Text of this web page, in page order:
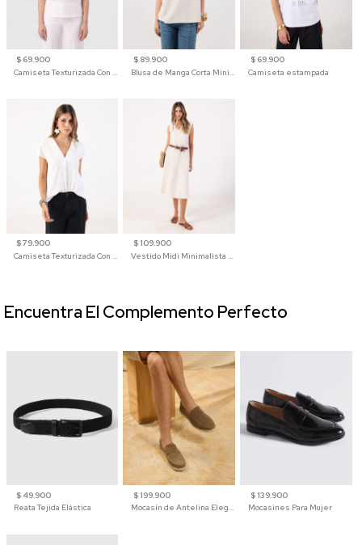
$ 69.900
Camiseta Texturizada Con Hombro Caído Para Mujer
$ 89.900
Blusa de Manga Corta Minimalista para Mujer
$ 69.900
Camiseta estampada
$ 79.900
Camiseta Texturizada Con Cuello En V Para Mujer
$ 109.900
Vestido Midi Minimalista De Silueta Amplia
$ 49.900
Reata Tejida Elástica
$ 199.900
Mocasín de Antelina Elegante con Suela de Contraste Para Hombre
$ 139.900
Mocasines Para Mujer
Encuentra El Complemento Perfecto